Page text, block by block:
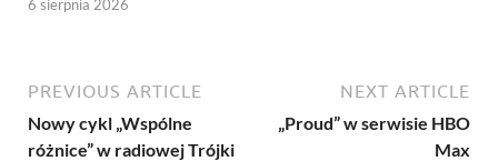
6 sierpnia 2026
PREVIOUS ARTICLE
Nowy cykl „Wspólne
różnice” w radiowej Trójki
NEXT ARTICLE
„Proud” w serwisie HBO
Max